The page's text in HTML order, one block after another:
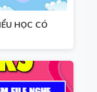
HỌC CÓ